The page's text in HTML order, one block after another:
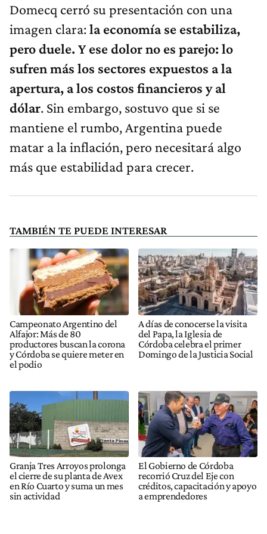
Domecq cerró su presentación con una
imagen clara:la economía se estabiliza,
pero duele. Y ese dolor no es parejo: lo
sufren más los sectores expuestos a la
apertura, a los costos financieros y al
dólar. Sin embargo, sostuvo que si se
mantiene el rumbo, Argentina puede
matar a la inflación, pero necesitará algo
más que estabilidad para crecer.
TAMBIÉN TE PUEDE INTERESAR
Campeonato Argentino del
Alfajor: Más de 80
productores buscan la corona
y Córdoba se quiere meter en
el podio
A días de conocerse la visita
del Papa, la Iglesia de
Córdoba celebra el primer
Domingo de la Justicia Social
Granja Tres Arroyos prolonga
el cierre de su planta de Avex
en Río Cuarto y suma un mes
sin actividad
El Gobierno de Córdoba
recorrió Cruz del Eje con
créditos, capacitación y apoyo
a emprendedores